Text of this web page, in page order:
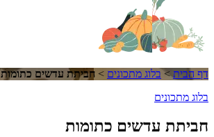
דף הבית>בלוג מתכונים > חביתת עדשים כתומות
בלוג מתכונים
חביתת עדשים כתומות